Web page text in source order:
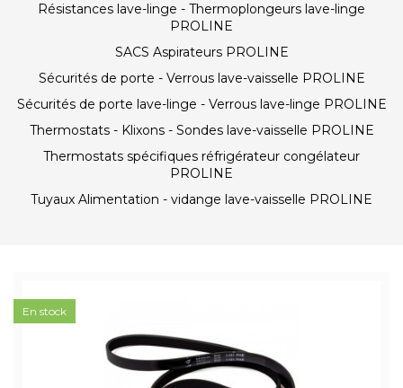
Résistances lave-linge - Thermoplongeurs lave-linge
PROLINE
SACS Aspirateurs PROLINE
Sécurités de porte - Verrous lave-vaisselle PROLINE
Sécurités de porte lave-linge - Verrous lave-linge PROLINE
Thermostats - Klixons - Sondes lave-vaisselle PROLINE
Thermostats spécifiques réfrigérateur congélateur
PROLINE
Tuyaux Alimentation - vidange lave-vaisselle PROLINE
En stock